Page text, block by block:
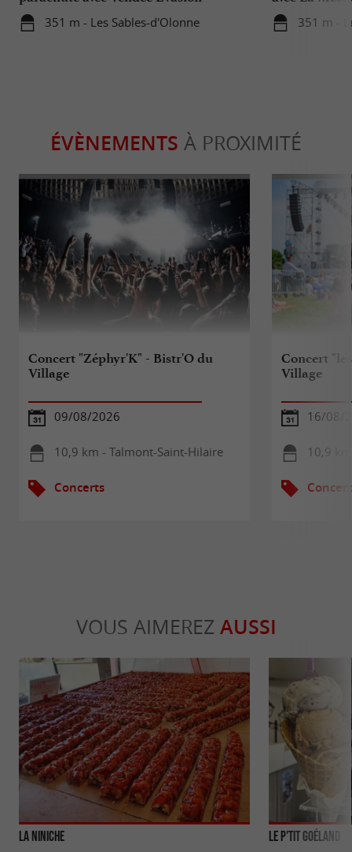
Parachutisme
351 m - Les Sables-d'Olonne 351 m -
ÉVÈNEMENTS À PROXIMITÉ
Concert "Zéphyr'K" - Bistr'O du
Village
09/08/2026
10,9 km - Talmont-Saint-Hilaire
Concerts
Concert
Village
16/08/
10,9
VOUS AIMEREZ AUSSI
La Niniche Le P'tit Goéland